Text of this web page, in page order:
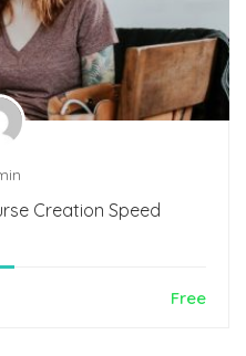
Creation Speed
Free